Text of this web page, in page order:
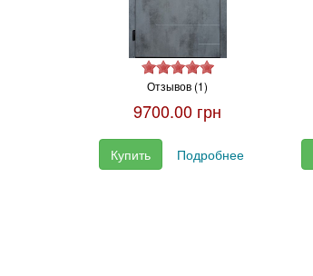
Отзывов (1)
9700.00 грн
Купить Подробнее